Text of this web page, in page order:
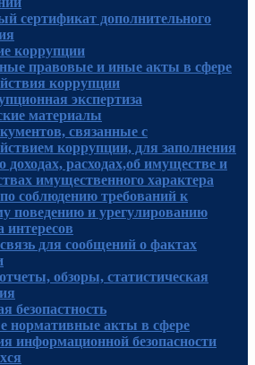
сертификат дополнительного
коррупции
правовые и иные акты в сфере
коррупции
экспертиза
материалы
связанные с
коррупции, для заполнения
доходах, расходах,об имуществе и
имущественного характера
соблюдению требований к
поведению и урегулированию
интересов
для сообщений о фактах
обзоры, статистическая
безопастность
нормативные акты в сфере
информационной безопасности